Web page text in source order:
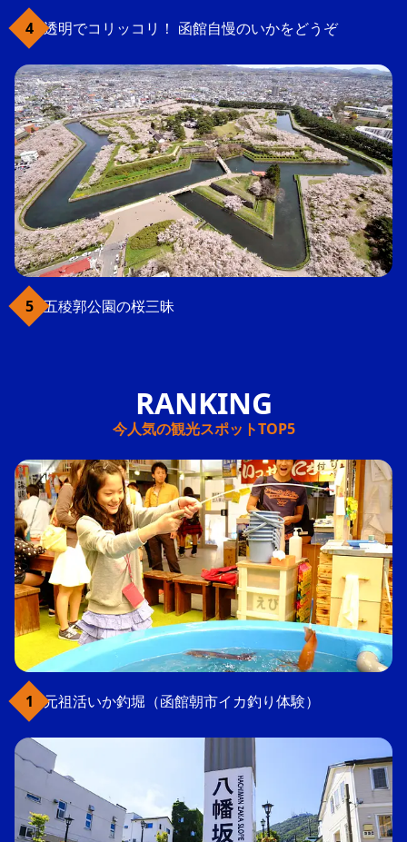
透明でコリッコリ！ 函館自慢のいかをどうぞ
五稜郭公園の桜三昧
今人気の観光スポットTOP5
元祖活いか釣堀（函館朝市イカ釣り体験）